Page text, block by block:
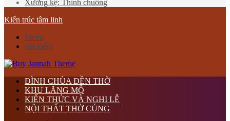
Xướng kệ: Thỉnh chuông
Kiến trúc tâm linh
Menu
tìm kiếm
ĐÌNH CHÙA ĐỀN THỜ
KHU LĂNG MỘ
KIẾN THỨC VÀ NGHI LỄ
NỘI THẤT THỜ CÚNG